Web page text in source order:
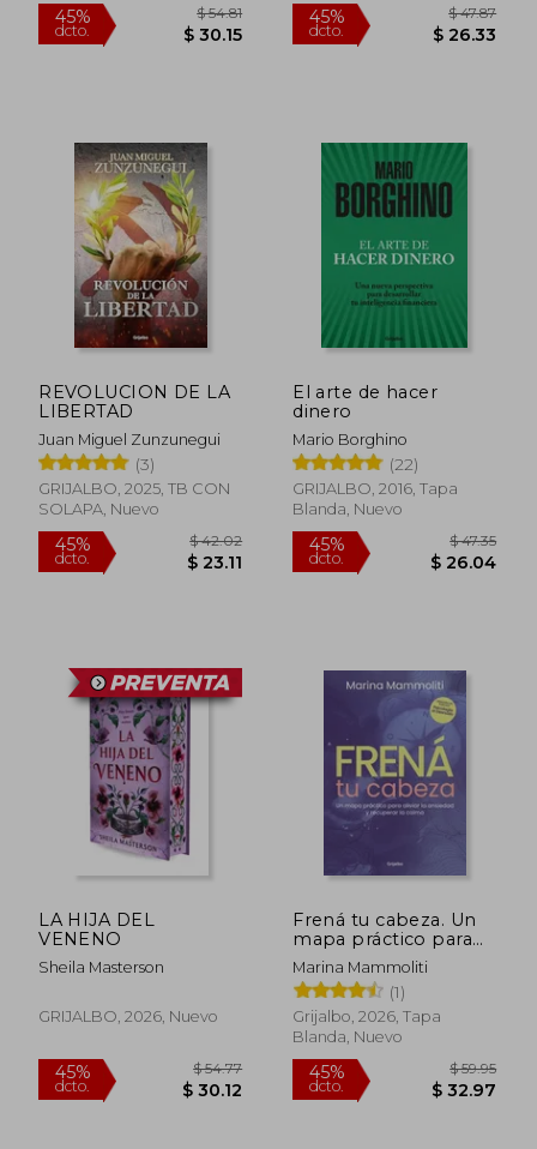
45%
dcto. $ 32.44
45%
dcto.
45%
dcto.
45%
dcto.
REVOLUCION DE LA
LIBERTAD
Juan Miguel Zunzunegui
(3)
GRIJALBO, 2025, TB CON
SOLAPA, Nuevo
El arte de hacer
dinero
Mario Borghino
(22)
GRIJALBO, 2016, Tapa
Blanda, Nuevo
LA HIJA DEL
VENENO
Sheila Masterson
GRIJALBO, 2026, Nuevo
Frená tu cabeza. Un
mapa práctico para
aliviar la ansiedad y
recuperar la calma
Marina Mammoliti
(1)
Grijalbo, 2026, Tapa
Blanda, Nuevo